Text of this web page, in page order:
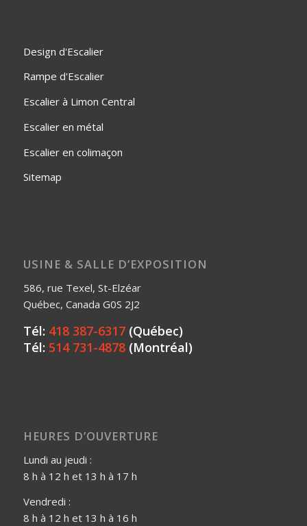
Design d'Escalier
Rampe d'Escalier
Escalier à Limon Central
Escalier en métal
Escalier en colimaçon
Sitemap
USINE & SALLE D’EXPOSITION
586, rue Texel, St-Elzéar
Québec, Canada G0S 2J2
Tél: 418 387-6317(Québec)
Tél: 514 731-4878(Montréal)
HEURES D’OUVERTURE
Lundi au jeudi :
8 h à 12 h et 13 h à 17 h
Vendredi :
8 h à 12 h et 13 h à 16 h